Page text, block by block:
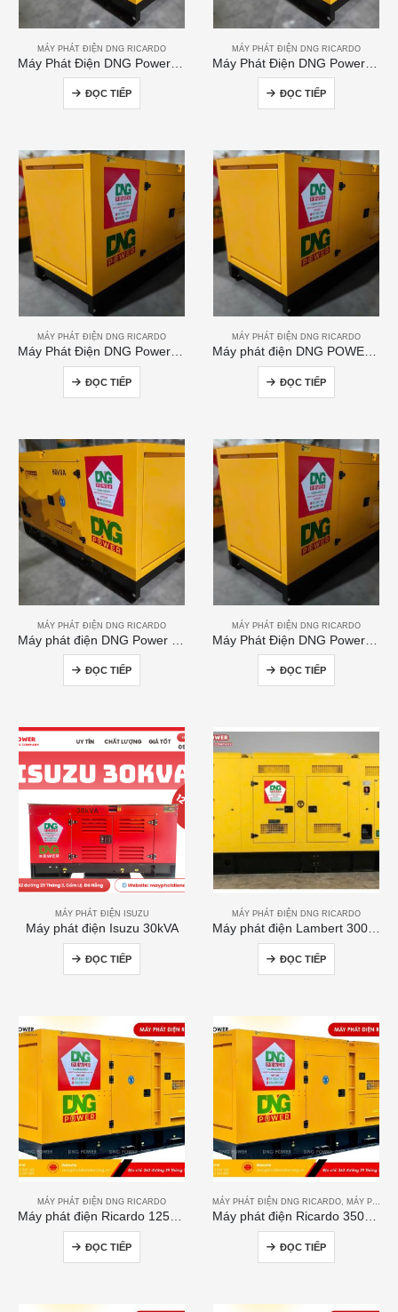
MÁY PHÁT ĐIỆN DNG RICARDO
ĐỌC TIẾP
MÁY PHÁT ĐIỆN DNG RICARDO
ĐỌC TIẾP
MÁY PHÁT ĐIỆN DNG RICARDO
Máy Phát Điện DNG Power 200kVA
ĐỌC TIẾP
MÁY PHÁT ĐIỆN DNG RICARDO
Máy phát điện DNG POWER 50kVA
ĐỌC TIẾP
MÁY PHÁT ĐIỆN DNG RICARDO
ĐỌC TIẾP
MÁY PHÁT ĐIỆN DNG RICARDO
ĐỌC TIẾP
MÁY PHÁT ĐIỆN ISUZU
Máy phát điện Isuzu 30kVA
ĐỌC TIẾP
MÁY PHÁT ĐIỆN DNG RICARDO
ĐỌC TIẾP
MÁY PHÁT ĐIỆN DNG RICARDO
Máy phát điện Ricardo 125kVA
ĐỌC TIẾP
MÁY PHÁT ĐIỆN DNG RICARDO, MÁY PHÁT ĐIỆN RICARDO
Máy phát điện Ricardo 350KVA
ĐỌC TIẾP